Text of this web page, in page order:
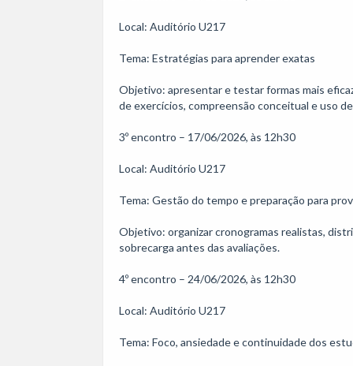
Local: Auditório U217
Tema: Estratégias para aprender exatas
Objetivo: apresentar e testar formas mais
de exercícios, compreensão conceitual e uso
3º encontro – 17/06/2026, às 12h30
Local: Auditório U217
Tema: Gestão do tempo e preparação para
Objetivo: organizar cronogramas realistas,
sobrecarga antes das avaliações.
4º encontro – 24/06/2026, às 12h30
Local: Auditório U217
Tema: Foco, ansiedade e continuidade dos